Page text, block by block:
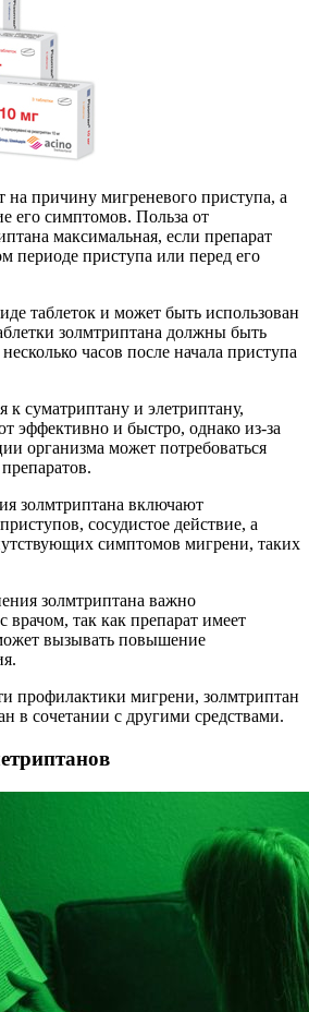
на причину мигреневого приступа, а
его симптомов. Польза от
максимальная, если препарат
периоде приступа или перед его
таблеток и может быть использован
золмтриптана должны быть
часов после начала приступа
к суматриптану и элетриптану,
эффективно и быстро, однако из-за
организма может потребоваться
золмтриптана включают
сосудистое действие, а
симптомов мигрени, таких
золмтриптана важно
врачом, так как препарат имеет
вызывать повышение
профилактики мигрени, золмтриптан
в сочетании с другими средствами.